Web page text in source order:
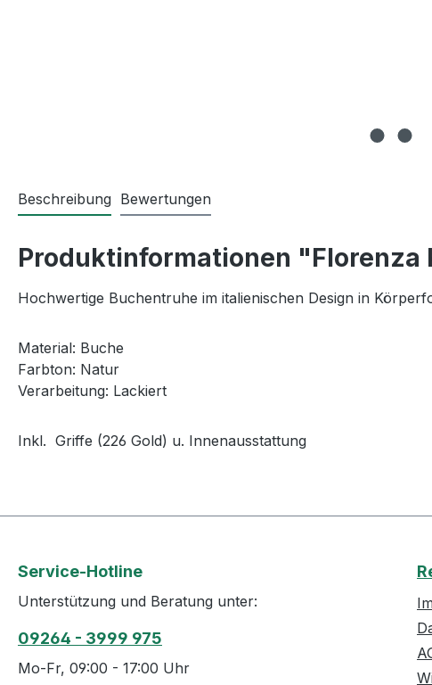
Beschreibung Bewertungen
Produktinformationen "Florenza
Hochwertige Buchentruhe im italienischen Design in
Material: Buche
Farbton: Natur
Verarbeitung: Lackiert
Inkl. Griffe (226 Gold) u. Innenausstattung
Service-Hotline
Unterstützung und Beratung unter:
09264 - 3999 975
Mo-Fr, 09:00 - 17:00 Uhr